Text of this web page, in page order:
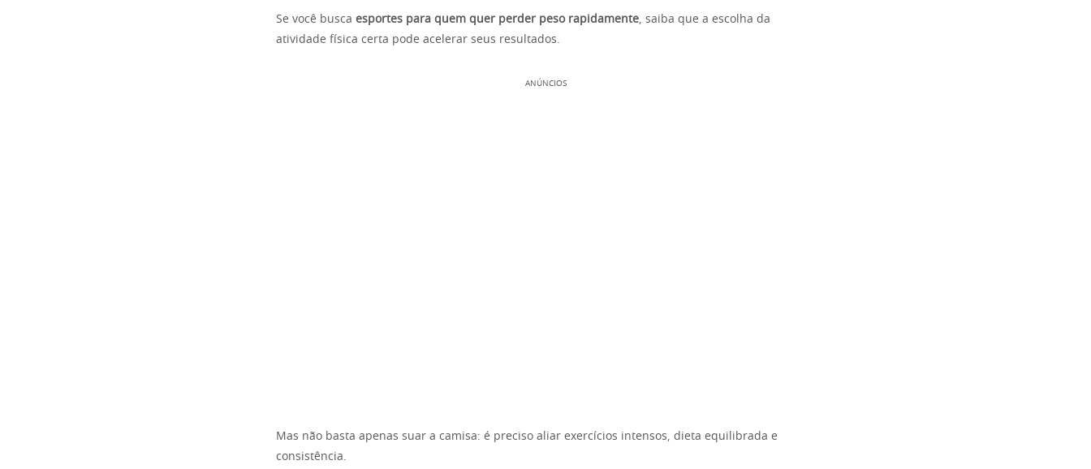
Se você busca esportes para quem quer perder peso rapidamente, saiba que a escolha da
atividade física certa pode acelerar seus resultados.
ANÚNCIOS
Mas não basta apenas suar a camisa: é preciso aliar exercícios intensos, dieta equilibrada e
consistência.